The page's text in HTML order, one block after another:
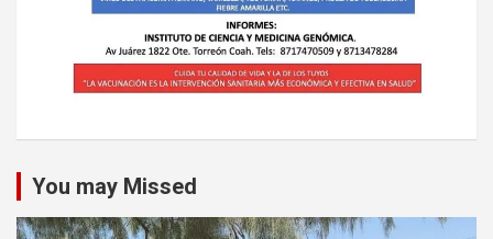
You may Missed